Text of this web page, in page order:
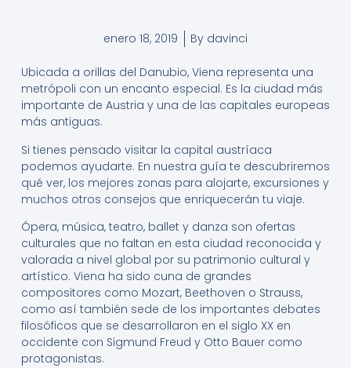
enero 18, 2019 By davinci
Ubicada a orillas del Danubio, Viena representa una
metrópoli con un encanto especial. Es la ciudad más
importante de Austria y una de las capitales europeas
más antiguas.
Si tienes pensado visitar la capital austríaca
podemos ayudarte. En nuestra guía te descubriremos
qué ver, los mejores zonas para alojarte, excursiones y
muchos otros consejos que enriquecerán tu viaje.
Ópera, música, teatro, ballet y danza son ofertas
culturales que no faltan en esta ciudad reconocida y
valorada a nivel global por su patrimonio cultural y
artístico. Viena ha sido cuna de grandes
compositores como Mozart, Beethoven o Strauss,
como así también sede de los importantes debates
filosóficos que se desarrollaron en el siglo XX en
occidente con Sigmund Freud y Otto Bauer como
protagonistas.